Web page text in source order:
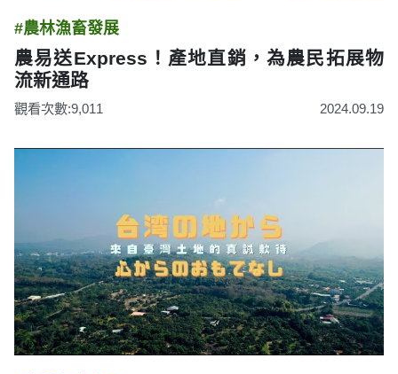
#農林漁畜發展
農易送Express！產地直銷，為農民拓展物
流新通路
觀看次數:9,011 2024.09.19